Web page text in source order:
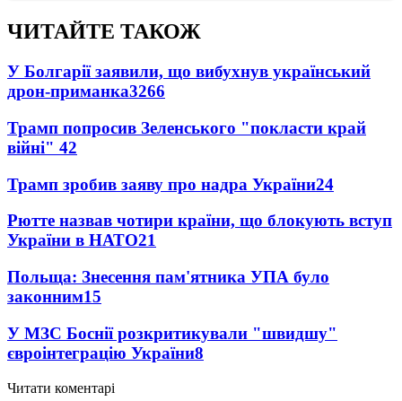
ЧИТАЙТЕ ТАКОЖ
У Болгарії заявили, що вибухнув український
дрон-приманка3266
Трамп попросив Зеленського "покласти край
війні" 42
Трамп зробив заяву про надра України24
Рютте назвав чотири країни, що блокують вступ
України в НАТО21
Польща: Знесення пам'ятника УПА було
законним15
У МЗС Боснії розкритикували "швидшу"
євроінтеграцію України8
Читати коментарі